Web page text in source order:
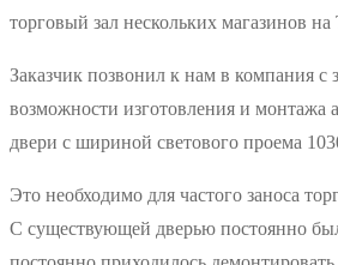
торговый зал нескольких магазинов на
Заказчик позвонил к нам в компания с
возможности изготовления и монтажа
двери с шириной светового проема
Это необходимо для частого заноса
С существующей дверью постоянно